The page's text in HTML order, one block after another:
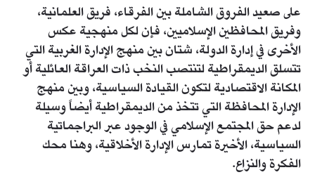
على صعيد الفروق الشاملة بين الفرقاء، فريق العلمانية،
وفريق المحافظين الإسلاميين، فإن لكل منهجية عكس
الأخرى في إدارة الدولة، شتان بين منهج الإدارة الغربية التي
تتسلق الديمقراطية لتنتصب النخب ذات العراقة العائلية أو
المكانة الاقتصادية لتكون القيادة السياسية، وبين منهج
الإدارة المحافظة التي تتخذ من الديمقراطية أيضاً وسيلة
لدعم حق المجتمع الإسلامي في الوجود عبر البراجماتية
السياسية، الأخيرة تمارس الإدارة الأخلاقية، وهنا محك
الفكرة والنزاع.